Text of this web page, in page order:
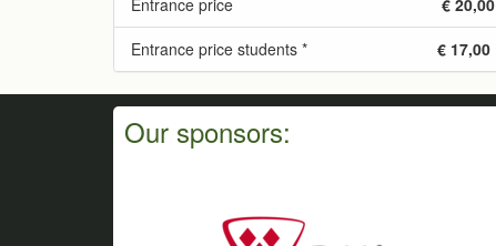
€ 17,00
Entrance price students *
Our sponsors: